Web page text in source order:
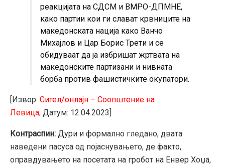
реакцијата на СДСМ и ВМРО-ДПМНЕ,
како партии кои ги слават крвниците на
македонската нација како Ванчо
Михајлов и Цар Борис Трети и се
обидуваат да ја избришат жртвата на
македонските партизани и нивната
борба против фашистичките окупатори.
[Извор: Сител/онлајн – Соопштение на
Левица; Датум: 12.04.2023]
Контраспин: Дури и формално гледано, двата
наведени пасуса од појаснувањето, де факто,
оправдувањето на посетата на гробот на Енвер Хоџа,